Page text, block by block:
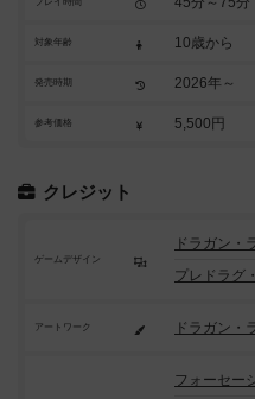
プレイ時間
対象年齢 10歳から
発売時期 2026年～
参考価格 5,500円
クレジット
ゲームデザイン
ドラガン・
プレドラグ
アートワーク ドラガン・
フォーセー